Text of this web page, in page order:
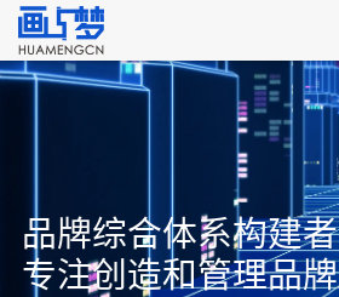
品牌综合体系构建者
专注创造和管理品牌